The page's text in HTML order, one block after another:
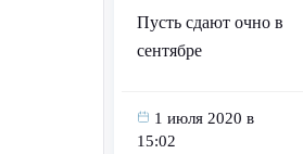
Пусть сдают очно в
сентябре
1 июля 2020 в
15:02